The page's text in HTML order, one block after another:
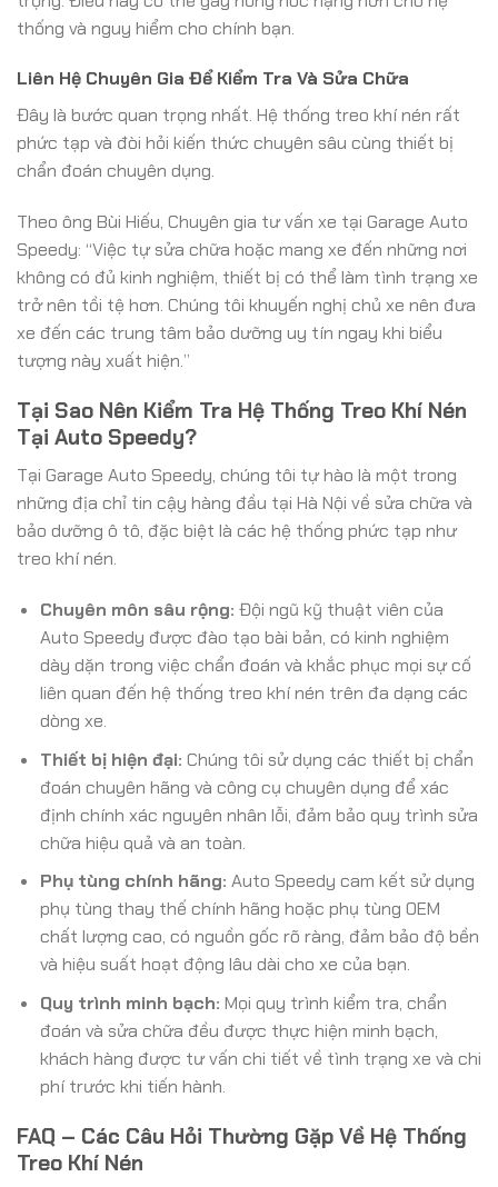
thống và nguy hiểm cho chính bạn.
Liên Hệ Chuyên Gia Để Kiểm Tra Và Sửa Chữa
Đây là bước quan trọng nhất. Hệ thống treo khí nén rất
phức tạp và đòi hỏi kiến thức chuyên sâu cùng thiết bị
chẩn đoán chuyên dụng.
Theo ông Bùi Hiếu, Chuyên gia tư vấn xe tại Garage Auto
Speedy: “Việc tự sửa chữa hoặc mang xe đến những nơi
không có đủ kinh nghiệm, thiết bị có thể làm tình trạng xe
trở nên tồi tệ hơn. Chúng tôi khuyến nghị chủ xe nên đưa
xe đến các trung tâm bảo dưỡng uy tín ngay khi biểu
tượng này xuất hiện.”
Tại Sao Nên Kiểm Tra Hệ Thống Treo Khí Nén
Tại Auto Speedy?
Tại Garage Auto Speedy, chúng tôi tự hào là một trong
những địa chỉ tin cậy hàng đầu tại Hà Nội về sửa chữa và
bảo dưỡng ô tô, đặc biệt là các hệ thống phức tạp như
treo khí nén.
Chuyên môn sâu rộng: Đội ngũ kỹ thuật viên của
Auto Speedy được đào tạo bài bản, có kinh nghiệm
dày dặn trong việc chẩn đoán và khắc phục mọi sự cố
liên quan đến hệ thống treo khí nén trên đa dạng các
dòng xe.
Thiết bị hiện đại: Chúng tôi sử dụng các thiết bị chẩn
đoán chuyên hãng và công cụ chuyên dụng để xác
định chính xác nguyên nhân lỗi, đảm bảo quy trình sửa
chữa hiệu quả và an toàn.
Phụ tùng chính hãng: Auto Speedy cam kết sử dụng
phụ tùng thay thế chính hãng hoặc phụ tùng OEM
chất lượng cao, có nguồn gốc rõ ràng, đảm bảo độ bền
và hiệu suất hoạt động lâu dài cho xe của bạn.
Quy trình minh bạch: Mọi quy trình kiểm tra, chẩn
đoán và sửa chữa đều được thực hiện minh bạch,
khách hàng được tư vấn chi tiết về tình trạng xe và chi
phí trước khi tiến hành.
FAQ – Các Câu Hỏi Thường Gặp Về Hệ Thống
Treo Khí Nén